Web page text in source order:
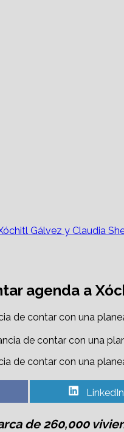
Gálvez y Claudia
agenda a
de contar con una
de contar con una
Share
on
LinkedIn
de 260,000